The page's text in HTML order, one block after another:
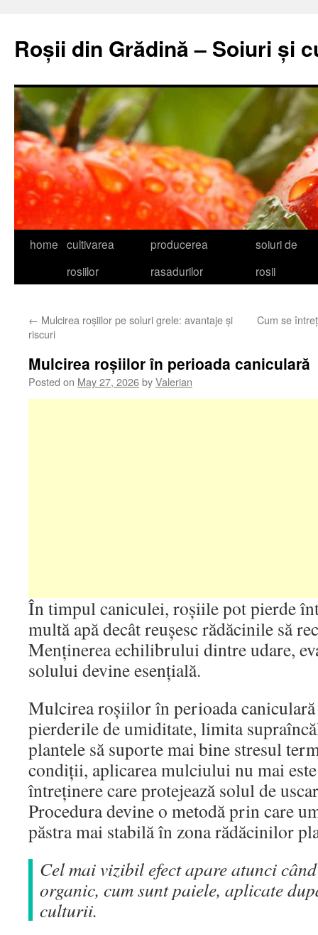
content
Roșii din Grădină – Soiuri și
home cultivarea
rosiilor
producerea
rasadurilor
soiuri de
rosii
← Mulcirea roșiilor pe soluri grele: avantaje și
riscuri
Cum se
Mulcirea roșiilor în perioada caniculară
Posted on May 27, 2026byValerian
În timpul caniculei, roșiile pot pierde
multă apă decât reușesc rădăcinile să
Menținerea echilibrului dintre udare,
solului devine esențială.
Mulcirea roșiilor în perioada caniculară
pierderile de umiditate, limita
plantele să suporte mai bine stresul
condiții, aplicarea mulciului nu mai
întreținere care protejează solul de
Procedura devine o metodă prin care
păstra mai stabilă în zona rădăcinilor
Cel mai vizibil efect apare atunci
organic, cum sunt paiele, aplicate
culturii.